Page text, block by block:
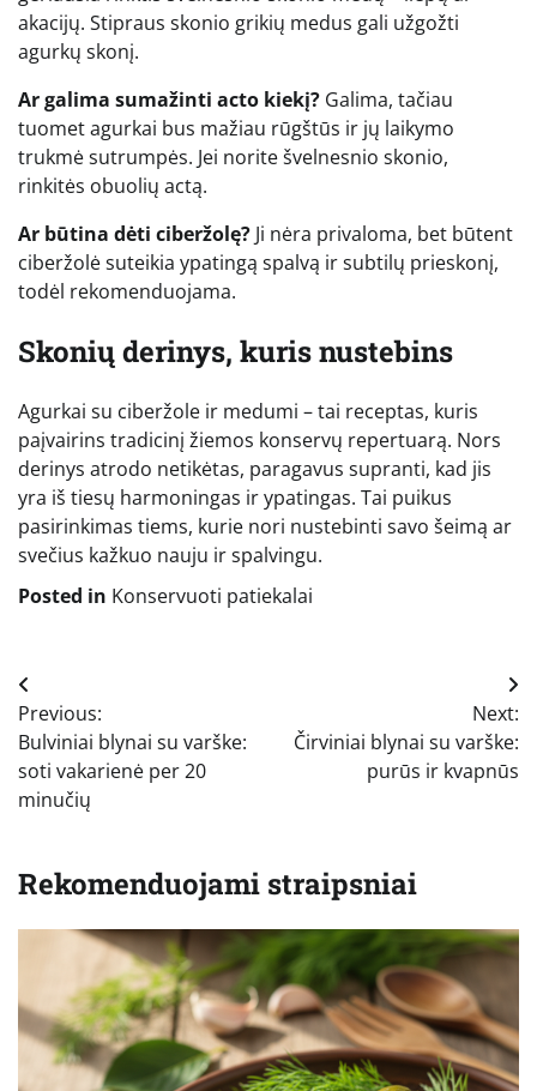
akacijų. Stipraus skonio grikių medus gali užgožti
agurkų skonį.
Ar galima sumažinti acto kiekį? Galima, tačiau
tuomet agurkai bus mažiau rūgštūs ir jų laikymo
trukmė sutrumpės. Jei norite švelnesnio skonio,
rinkitės obuolių actą.
Ar būtina dėti ciberžolę? Ji nėra privaloma, bet būtent
ciberžolė suteikia ypatingą spalvą ir subtilų prieskonį,
todėl rekomenduojama.
Skonių derinys, kuris nustebins
Agurkai su ciberžole ir medumi – tai receptas, kuris
paįvairins tradicinį žiemos konservų repertuarą. Nors
derinys atrodo netikėtas, paragavus supranti, kad jis
yra iš tiesų harmoningas ir ypatingas. Tai puikus
pasirinkimas tiems, kurie nori nustebinti savo šeimą ar
svečius kažkuo nauju ir spalvingu.
Posted in Konservuoti patiekalai
Navigacija
tarp
įrašų
Previous:
Bulviniai blynai su varške:
soti vakarienė per 20
minučių
Next:
Čirviniai blynai su varške:
purūs ir kvapnūs
Rekomenduojami straipsniai